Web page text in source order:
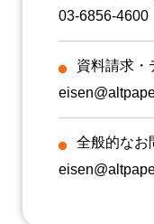
03-6856-4600
資料請求・
全般的なお